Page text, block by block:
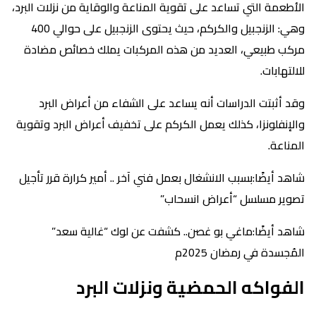
الأطعمة التي تساعد على تقوية المناعة والوقاية من نزلات البرد،
وهي: الزنجبيل والكركم، حيث يحتوى الزنجبيل على حوالي 400
مركب طبيعي، العديد من هذه المركبات يملك خصائص مضادة
للالتهابات.
وقد أثبتت الدراسات أنه يساعد على الشفاء من أعراض البرد
والإنفلونزا، كذلك يعمل الكركم على تخفيف أعراض البرد وتقوية
المناعة.
شاهد أيضًا:بسبب الانشغال بعمل فني آخر .. أمير كرارة قرر تأجيل
تصوير مسلسل “أعراض انسحاب”
شاهد أيضًا:ماغي بو غصن.. كشفت عن لوك “غالية سعد”
المُجسدة في رمضان 2025م
الفواكه الحمضية ونزلات البرد